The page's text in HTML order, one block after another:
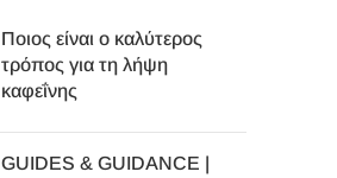
Ποιος είναι ο καλύτερος
τρόπος για τη λήψη
καφεΐνης
GUIDES & GUIDANCE |